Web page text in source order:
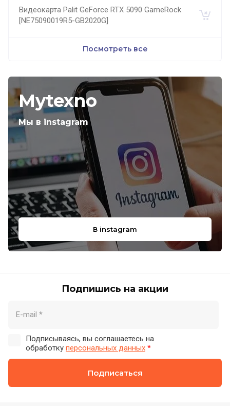
Видеокарта Palit GeForce RTX 5090 GameRock
[NE75090019R5-GB2020G]
Посмотреть все
Mytexno
Мы в instagram
В instagram
Подпишись на акции
Подписываясь, вы соглашаетесь на
обработку персональных данных *
Подписаться